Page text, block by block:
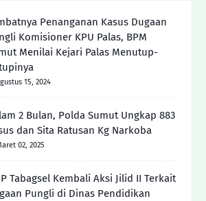
Penanganan Kasus Dugaan
Komisioner KPU Palas, BPM
Menilai Kejari Palas Menutup-
15, 2024
2 Bulan, Polda Sumut Ungkap 883
dan Sita Ratusan Kg Narkoba
02, 2025
Tabagsel Kembali Aksi Jilid II Terkait
Pungli di Dinas Pendidikan